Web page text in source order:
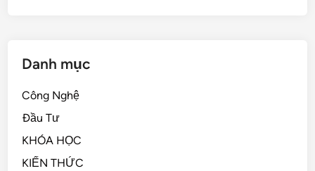
Danh mục
Công Nghệ
Đầu Tư
KHÓA HỌC
KIẾN THỨC